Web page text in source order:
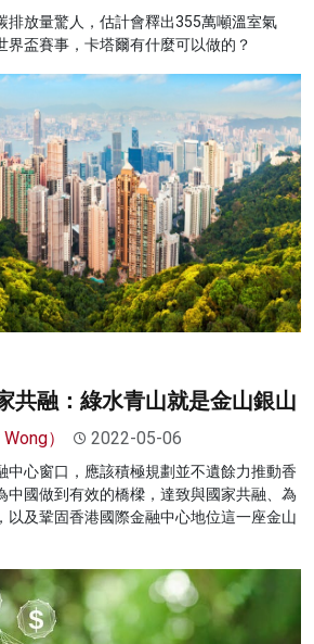
排放量驚人，估計會釋出355萬噸溫室氣
界盃賽事，卡塔爾有什麼可以做的？
共融：綠水青山就是金山銀山
） 2022-05-06
中心窗口，應該積極規劃並不遺餘力推動香
中國做到有效的橋樑，達致與國家共融、為
以及鞏固香港國際金融中心地位這一座金山